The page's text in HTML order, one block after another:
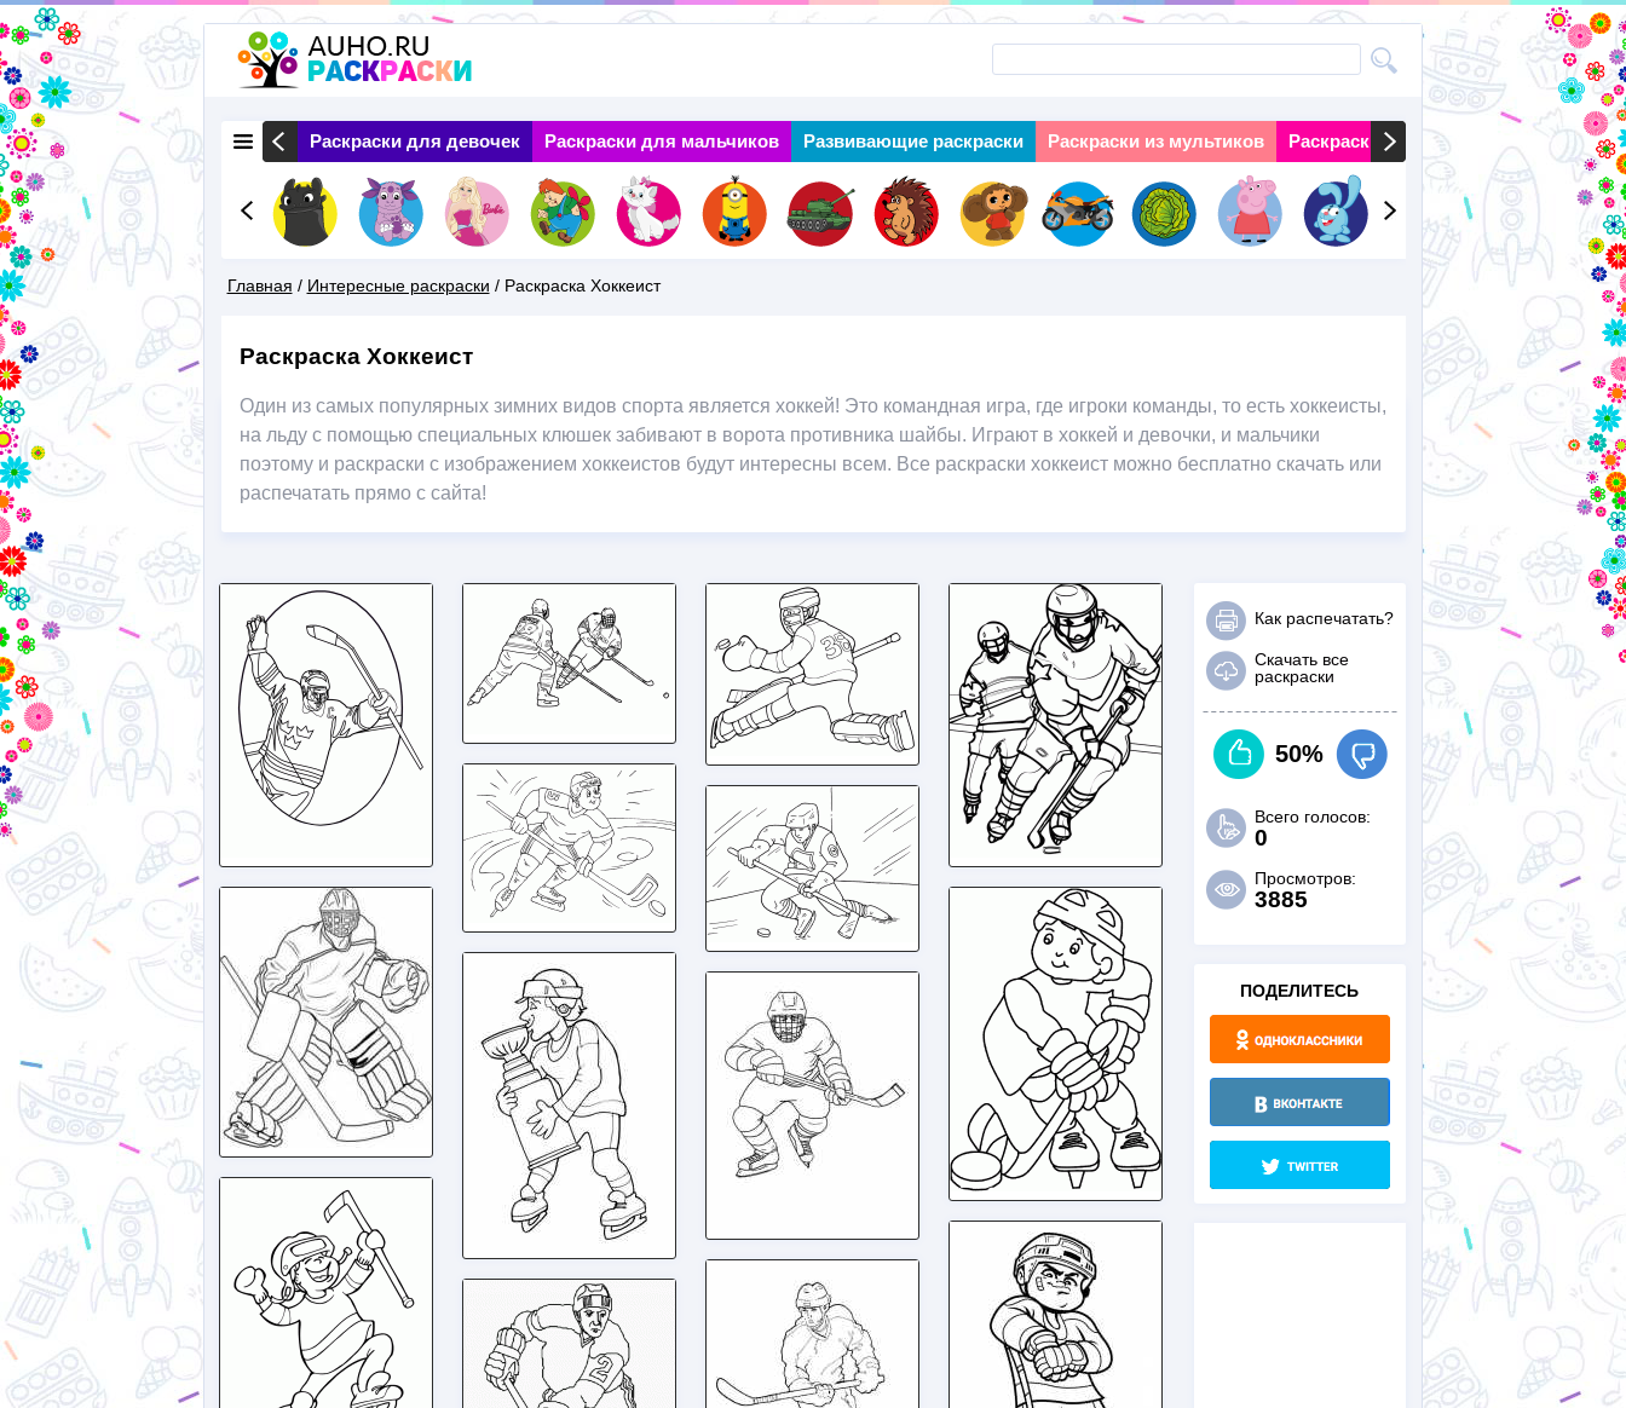
основному
содержанию
Раскраски Природа Раскраски для девочек Раскраски для мальчиков Развивающие раскраски Раскраски из мультиков Раскраски на праздники
Next
Здесь
Главная / Интересные раскраски / Раскраска Хоккеист
Раскраска Хоккеист
Один из самых популярных зимних видов спорта является хоккей! Это командная игра, где игроки команды, то есть хоккеисты,
на льду с помощью специальных клюшек забивают в ворота противника шайбы. Играют в хоккей и девочки, и мальчики
поэтому и раскраски с изображением хоккеистов будут интересны всем. Все раскраски хоккеист можно бесплатно скачать или
распечатать прямо с сайта!
Как распечатать?
Скачать все
раскраски
50%
Всего голосов:
0
Просмотров:
3885
ПОДЕЛИТЕСЬ